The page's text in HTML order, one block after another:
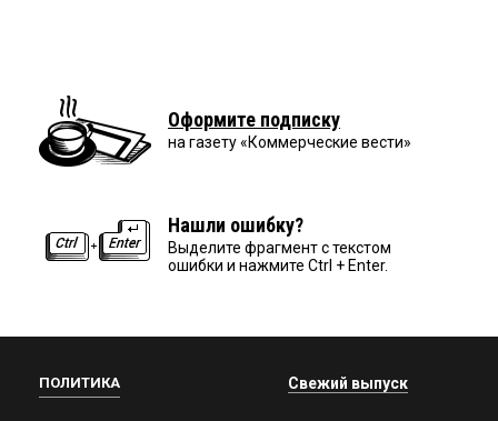
Оформите подписку
на газету «Коммерческие вести»
Нашли ошибку?
Выделите фрагмент с текстом
ошибки и нажмите Ctrl + Enter.
ПОЛИТИКА Свежий выпуск